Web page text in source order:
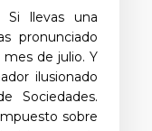
Si llevas una
pronunciado
de julio. Y
ilusionado
Sociedades.
sobre